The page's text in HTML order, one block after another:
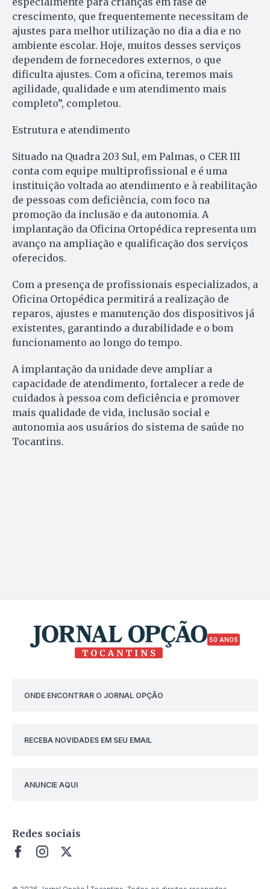
crescimento, que frequentemente necessitam de
ajustes para melhor utilização no dia a dia e no
ambiente escolar. Hoje, muitos desses serviços
dependem de fornecedores externos, o que
dificulta ajustes. Com a oficina, teremos mais
agilidade, qualidade e um atendimento mais
completo”, completou.
Estrutura e atendimento
Situado na Quadra 203 Sul, em Palmas, o CER III
conta com equipe multiprofissional e é uma
instituição voltada ao atendimento e à reabilitação
de pessoas com deficiência, com foco na
promoção da inclusão e da autonomia. A
implantação da Oficina Ortopédica representa um
avanço na ampliação e qualificação dos serviços
oferecidos.
Com a presença de profissionais especializados, a
Oficina Ortopédica permitirá a realização de
reparos, ajustes e manutenção dos dispositivos já
existentes, garantindo a durabilidade e o bom
funcionamento ao longo do tempo.
A implantação da unidade deve ampliar a
capacidade de atendimento, fortalecer a rede de
cuidados à pessoa com deficiência e promover
mais qualidade de vida, inclusão social e
autonomia aos usuários do sistema de saúde no
Tocantins.
50 ANOS
ONDE ENCONTRAR O JORNAL OPÇÃO
RECEBA NOVIDADES EM SEU EMAIL
ANUNCIE AQUI
Redes sociais